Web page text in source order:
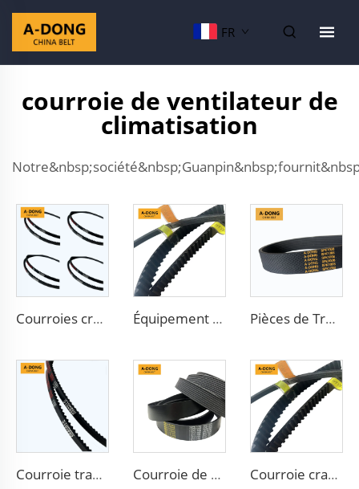
FR
courroie de ventilateur de
climatisation
Courroies crantées A-DONG Hautes performances pour transmission Équipement moteur Courroie crantée Pièces automobiles Courroie de distribution en caoutchouc avec fibre de verre Blanc/noir Pièces de Transmission Automobile en Caoutchouc Ventilateur Conveyortooth Drive Pk Timing Courroie Crantée
Courroie trapézoïdale HM25.1 V 10x638 pour Daewoo Matiz Courroie de transmission de puissance 6PK 7PK courroies de ventilateur Courroie crantée en caoutchouc automobile, pièce de transmission pour ventilateur de convoyeur, courroie dentée